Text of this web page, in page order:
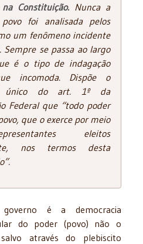
Constituição. Nunca a
povofoi analisada pelos
um fenômeno incidente
Sempre se passa ao largo
é o tipo de indagação
incomoda. Dispõe o
único do art. 1º da
Federal que “todo poder
que o exerce por meio
eleitos
nos termos desta
é a democracia
do poder (povo) não o
através do plebiscito